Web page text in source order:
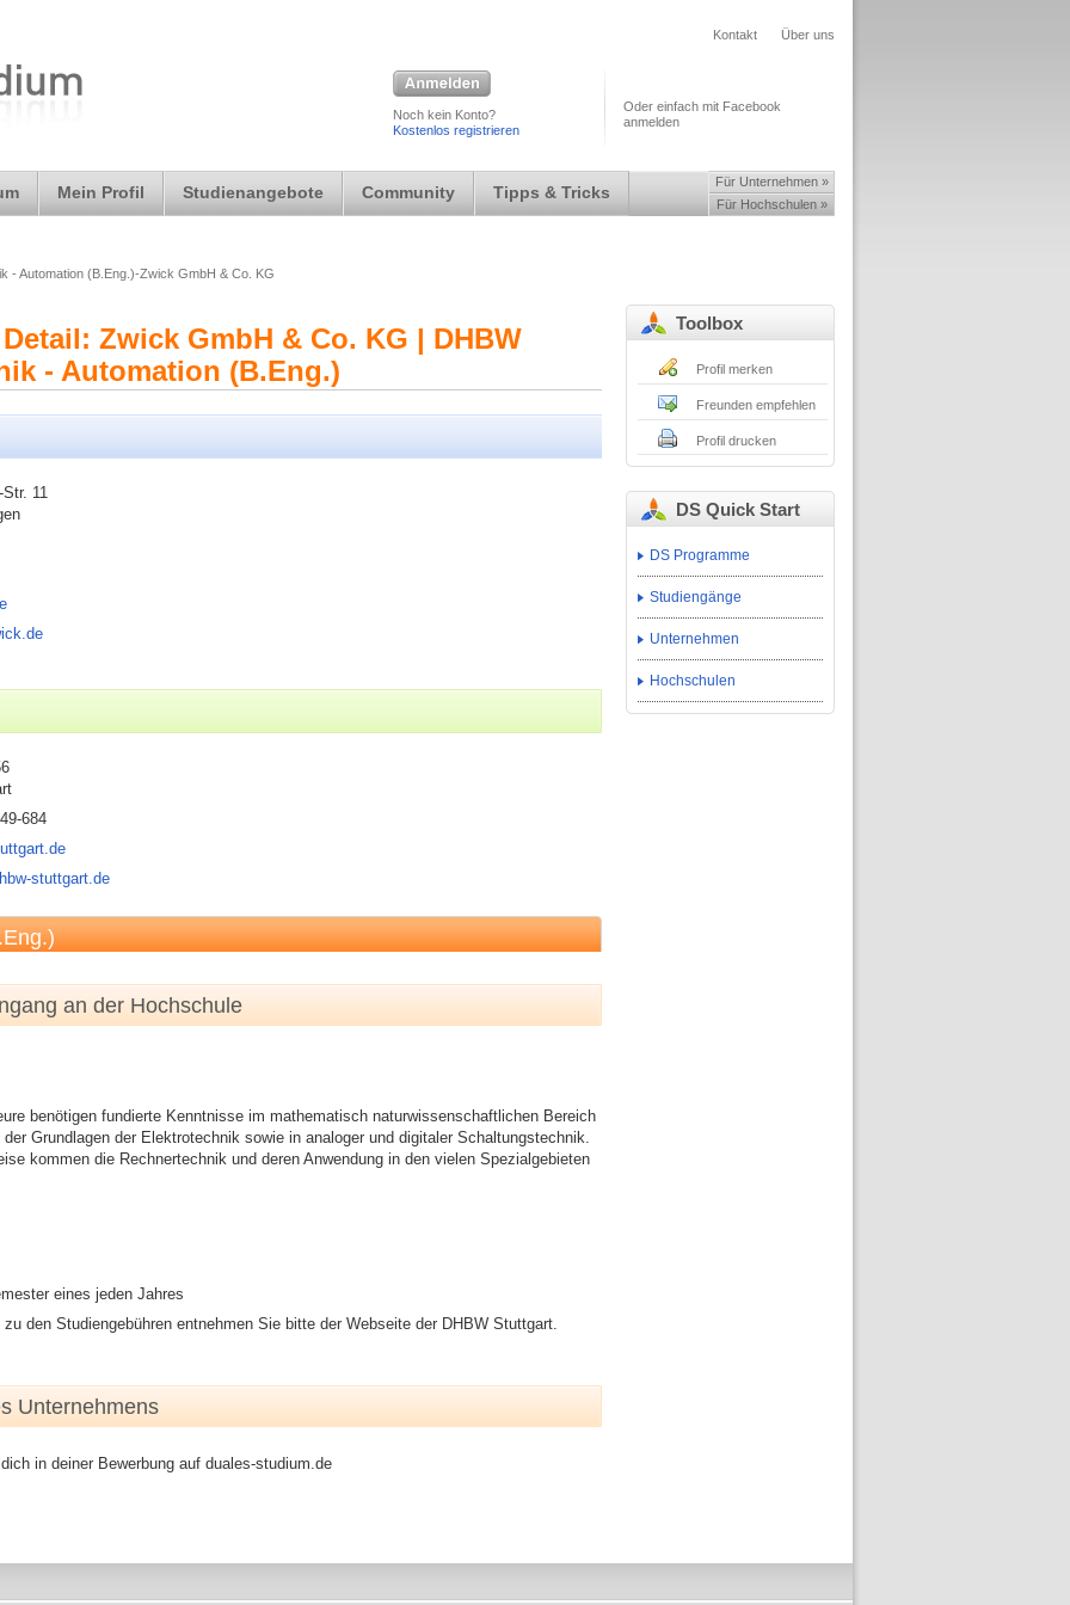
Kontakt Über uns
Noch kein Konto?
Kostenlos registrieren
Oder einfach mit Facebook
anmelden
Mein Profil Studienangebote Community Tipps & Tricks
Für Unternehmen »
Für Hochschulen »
- Automation (B.Eng.)-Zwick GmbH & Co. KG
Zwick GmbH & Co. KG | DHBW
- Automation (B.Eng.)
11
684
stuttgart.de
an der Hochschule
benötigen fundierte Kenntnisse im mathematisch naturwissenschaftlichen Bereich
Grundlagen der Elektrotechnik sowie in analoger und digitaler Schaltungstechnik.
kommen die Rechnertechnik und deren Anwendung in den vielen Spezialgebieten
eines jeden Jahres
den Studiengebühren entnehmen Sie bitte der Webseite der DHBW Stuttgart.
Unternehmens
in deiner Bewerbung auf duales-studium.de
Toolbox
Profil merken
Freunden empfehlen
Profil drucken
DS Quick Start
DS Programme
Studiengänge
Unternehmen
Hochschulen